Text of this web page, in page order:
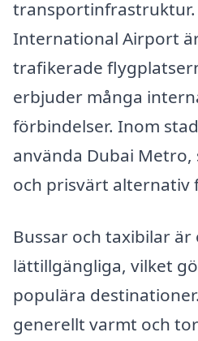
transportinfrastruktur.
International Airport
trafikerade
erbjuder många
förbindelser. Inom
använda Dubai
och prisvärt alternativ
Bussar och taxibilar är
lättillgängliga, vilket
populära
generellt varmt och